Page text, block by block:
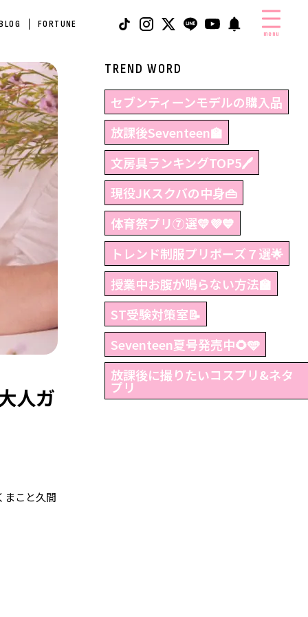
FORTUNE
menu
人ガ
こと久間
TREND WORD
セブンティーンモデルの購入品
放課後Seventeen🏫
文房具ランキングTOP5🖊
現役JKスクバの中身👜
体育祭プリ⑦選💛💜💙
トレンド制服プリポーズ７選🌟
授業中お腹が鳴らない方法🏫
ST受験対策室📝
Seventeen夏号発売中🌻🩵
放課後に撮りたいコスプリ&ネタ
プリ